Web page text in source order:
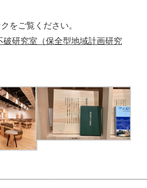
をご覧ください。
破研究室（保全型地域計画研究